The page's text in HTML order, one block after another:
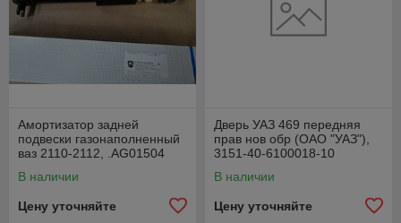
Амортизатор задней
подвески газонаполненный
ваз 2110-2112, .AG01504
В наличии
Цену уточняйте
Дверь УАЗ 469 передняя
прав нов обр (ОАО "УАЗ"),
3151-40-6100018-10
В наличии
Цену уточняйте